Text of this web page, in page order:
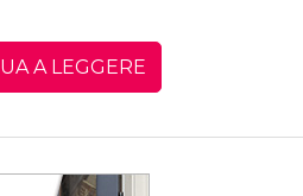
A LEGGERE